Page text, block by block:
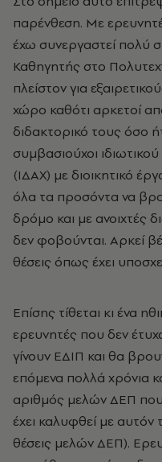
παρένθεση. Με
έχω συνεργαστεί πολύ
Καθηγητής στο
πλείστον για
χώρο καθότι αρκετοί
διδακτορικό τους όσο
συμβασιούχοι
(ΙΔΑΧ) με διοικητικό
όλα τα προσόντα να
δρόμο και με ανοιχτές
δεν φοβούνται. Αρκεί
θέσεις όπως έχει
Επίσης τίθεται κι ένα
ερευνητές που δεν
γίνουν ΕΔΙΠ και θα
επόμενα πολλά χρόνια
αριθμός μελών ΔΕΠ που
έχει καλυφθεί με
θέσεις μελών ΔΕΠ).